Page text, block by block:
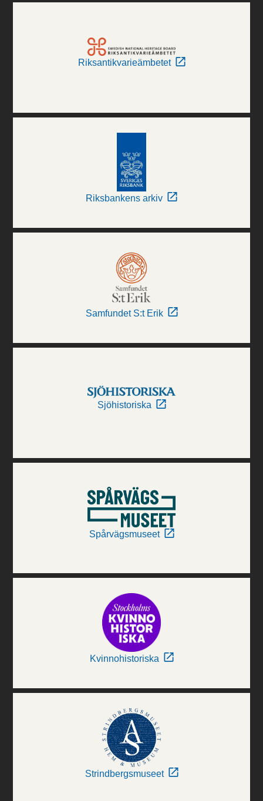
Riksantikvarieämbetet
Riksbankens arkiv
Samfundet S:t Erik
Sjöhistoriska
Spårvägsmuseet
Kvinnohistoriska
Strindbergsmuseet